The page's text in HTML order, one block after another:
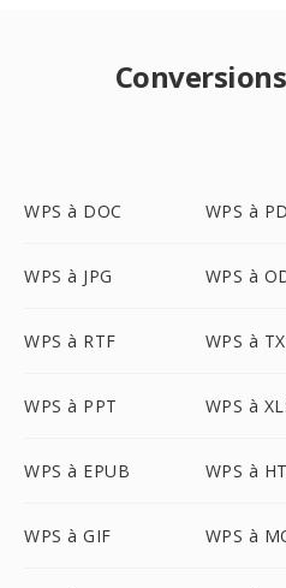
WPS à DOC WPS à
WPS à JPG WPS à
WPS à RTF WPS à
WPS à PPT WPS à
WPS à EPUB WPS à
WPS à GIF WPS à